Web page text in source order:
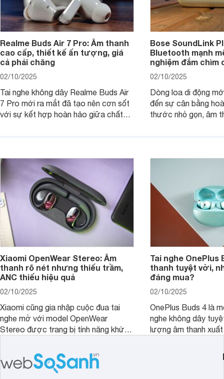
Realme Buds Air 7 Pro: Âm thanh
cao cấp, thiết kế ấn tượng, giá
cả phải chăng
02/10/2025
Tai nghe không dây Realme Buds Air
7 Pro mới ra mắt đã tạo nên cơn sốt
với sự kết hợp hoàn hảo giữa chất
Bose SoundLink
Bluetooth mạnh
nghiệm đắm chìm
02/10/2025
Dòng loa di động
đến sự cân bằng
thước nhỏ gọn, âm
Xiaomi OpenWear Stereo: Âm
thanh rõ nét nhưng thiếu trầm,
ANC thiếu hiệu quả
02/10/2025
Xiaomi cũng gia nhập cuộc đua tai
nghe mở với model OpenWear
Stereo được trang bị tính năng khử
chất lượng âm thanh và hiệu quả khử
ồn của chiếc tai nghe Xiaomi này có
đủ sức thuyết phục người dùng?
Tai nghe OnePlus
thanh tuyệt vời,
đáng mua?
02/10/2025
OnePlus Buds 4 là
nghe không dây
lượng âm thanh
khử tiếng ồn ấn
tiến. Tuy nhiên,